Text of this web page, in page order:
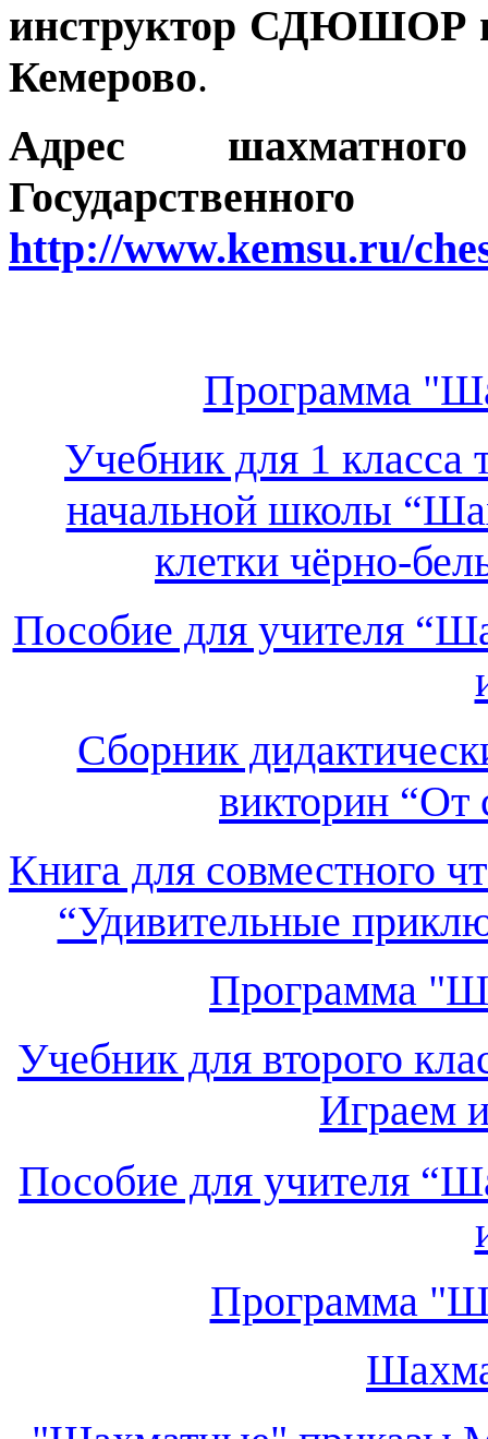
инструктор СДЮШОР
Кемерово.
Адрес
http://www.kemsu.ru/
Программа
Учебник для 1 класса
начальной школы
клетки чёрно-
Пособие для учителя
Сборник
викторин “От
Книга для совместного
“Удивительные
Программа
Учебник для второго
Играем
Пособие для учителя
Программа